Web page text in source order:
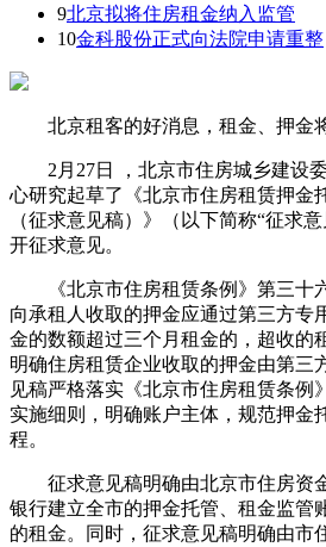
9北京拟将住房租金纳入监管
10金科股份正式向法院申请重整
北京租客的好消息，租金、押金将
2月27日 ，北京市住房城乡建设委
心研究起草了《北京市住房租赁押金
（征求意见稿）》（以下简称“征求
开征求意见。
《北京市住房租赁条例》第三十
向承租人收取的押金应通过第三方专
金的数额超过三个月租金的，超收的
明确住房租赁企业收取的押金由第三
见稿严格落实《北京市住房租赁条例
实施细则，明确账户主体，规范押金
程。
征求意见稿明确由北京市住房资
银行建立全市的押金托管、租金监管
的租金。同时，征求意见稿明确由市